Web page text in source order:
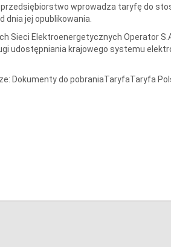
wprowadza taryfę do
dnia jej opublikowania.
Sieci Elektroenergetycznych Operator
udostępniania krajowego systemu
Dokumenty do pobraniaTaryfaTaryfa